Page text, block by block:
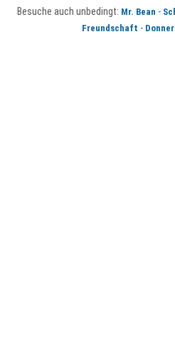
Besuche auch unbedingt: Mr. Bean -
Freundschaft -